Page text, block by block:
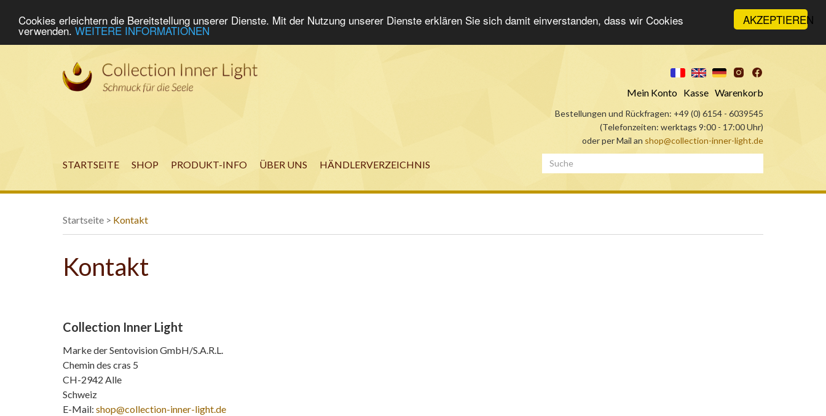
AKZEPTIEREN
Cookies erleichtern die Bereitstellung unserer Dienste. Mit der Nutzung unserer Dienste erklären Sie sich damit einverstanden, dass wir Cookies
verwenden. WEITERE INFORMATIONEN
Mein Konto Kasse Warenkorb
Bestellungen und Rückfragen: +49 (0) 6154 - 6039545
(Telefonzeiten: werktags 9:00 - 17:00 Uhr)
oder per Mail an shop@collection-inner-light.de
STARTSEITE SHOP PRODUKT-INFO ÜBER UNS HÄNDLERVERZEICHNIS
Startseite > Kontakt
Kontakt
Collection Inner Light
Marke der Sentovision GmbH/S.A.R.L.
Chemin des cras 5
CH-2942 Alle
Schweiz
E-Mail: shop@collection-inner-light.de